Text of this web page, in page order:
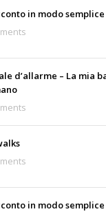
in modo
d’allarme – La mia
in modo